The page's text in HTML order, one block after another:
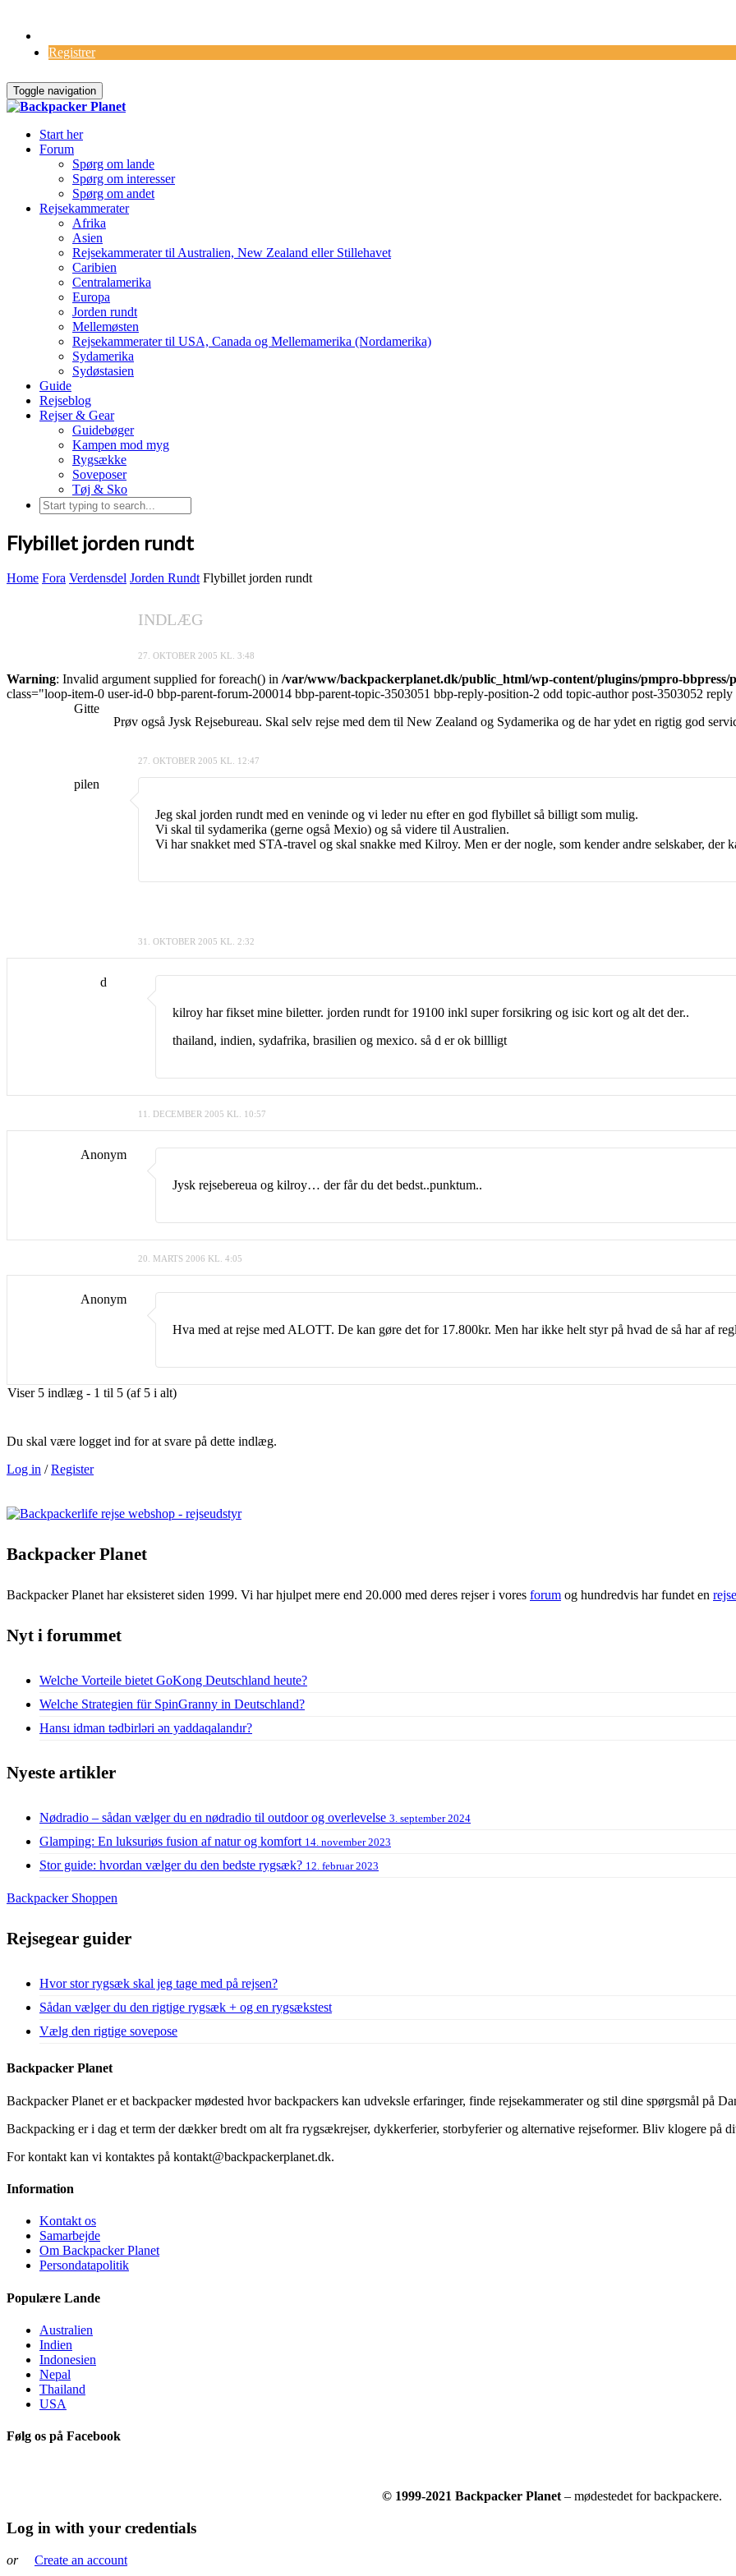
Registrer
Toggle navigation
Start her
Forum
Spørg om lande
Spørg om interesser
Spørg om andet
Rejsekammerater
Afrika
Asien
Rejsekammerater til Australien, New Zealand eller Stillehavet
Caribien
Centralamerika
Europa
Jorden rundt
Mellemøsten
Rejsekammerater til USA, Canada og Mellemamerika (Nordamerika)
Sydamerika
Sydøstasien
Guide
Rejseblog
Rejser & Gear
Guidebøger
Kampen mod myg
Rygsække
Soveposer
Tøj & Sko
Flybillet jorden rundt
Home Fora Verdensdel Jorden Rundt Flybillet jorden rundt
INDLÆG
27. OKTOBER 2005 KL. 3:48
Warning: Invalid argument supplied for foreach() in /var/www/backpackerplanet.dk/public_html/wp-content/plugins/pmpro-bbpress/
class="loop-item-0 user-id-0 bbp-parent-forum-200014 bbp-parent-topic-3503051 bbp-reply-position-2 odd topic-author post-3503052
Gitte
Prøv også Jysk Rejsebureau. Skal selv rejse med dem til New Zealand og Sydamerika og de har ydet en rigtig god
27. OKTOBER 2005 KL. 12:47
pilen
Jeg skal jorden rundt med en veninde og vi leder nu efter en god flybillet så billigt som mulig.
Vi skal til sydamerika (gerne også Mexio) og så videre til Australien.
Vi har snakket med STA-travel og skal snakke med Kilroy. Men er der nogle, som kender andre selskaber, der
31. OKTOBER 2005 KL. 2:32
d
kilroy har fikset mine biletter. jorden rundt for 19100 inkl super forsikring og isic kort og alt det der..
thailand, indien, sydafrika, brasilien og mexico. så d er ok billligt
11. DECEMBER 2005 KL. 10:57
Anonym
Jysk rejsebereua og kilroy… der får du det bedst..punktum..
20. MARTS 2006 KL. 4:05
Anonym
Hva med at rejse med ALOTT. De kan gøre det for 17.800kr. Men har ikke helt styr på hvad de så har af
Viser 5 indlæg - 1 til 5 (af 5 i alt)
Du skal være logget ind for at svare på dette indlæg.
Log in /Register
Backpacker Planet
Backpacker Planet har eksisteret siden 1999. Vi har hjulpet mere end 20.000 med deres rejser i vores forum og hundredvis har fundet en
Nyt i forummet
Welche Vorteile bietet GoKong Deutschland heute?
Welche Strategien für SpinGranny in Deutschland?
Hansı idman tədbirləri ən yaddaqalandır?
Nyeste artikler
Nødradio – sådan vælger du en nødradio til outdoor og overlevelse 3. september 2024
Glamping: En luksuriøs fusion af natur og komfort 14. november 2023
Stor guide: hvordan vælger du den bedste rygsæk? 12. februar 2023
Backpacker Shoppen
Rejsegear guider
Hvor stor rygsæk skal jeg tage med på rejsen?
Sådan vælger du den rigtige rygsæk + og en rygsækstest
Vælg den rigtige sovepose
Backpacker Planet
Backpacker Planet er et backpacker mødested hvor backpackers kan udveksle erfaringer, finde rejsekammerater og stil dine spørgsmål på
Backpacking er i dag et term der dækker bredt om alt fra rygsækrejser, dykkerferier, storbyferier og alternative rejseformer. Bliv klogere på
For kontakt kan vi kontaktes på kontakt@backpackerplanet.dk.
Information
Kontakt os
Samarbejde
Om Backpacker Planet
Persondatapolitik
Populære Lande
Australien
Indien
Indonesien
Nepal
Thailand
USA
Følg os på Facebook
© 1999-2021 Backpacker Planet – mødestedet for backpackere.
Log in with your credentials
or Create an account